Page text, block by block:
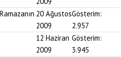
20 Ağustos
2009
Gösterim:
2.957
12 Haziran
2009
Gösterim:
3.945